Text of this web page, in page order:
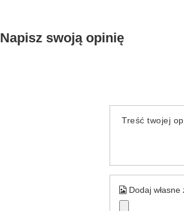
Napisz swoją opinię
Treść twojej
Dodaj